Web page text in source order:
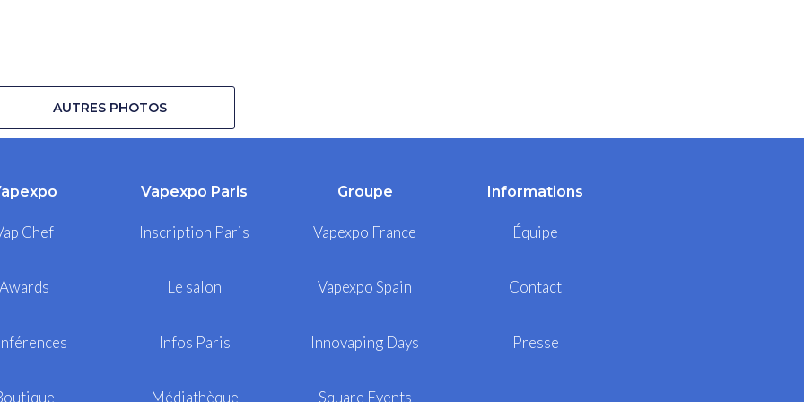
AUTRES PHOTOS
Vapexpo Paris Groupe Informations
Chef Inscription Paris Vapexpo France Équipe
Le salon Vapexpo Spain Contact
Infos Paris Innovaping Days Presse
Médiathèque Square Events